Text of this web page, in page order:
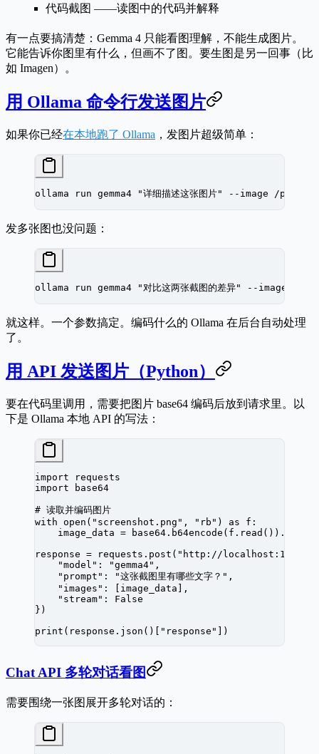
代码截图 ——读图中的代码并解释
有一点要搞清楚：Gemma 4 只能看图理解 ，不能生成图片。
它能告诉你图里有什么，但画不了图。要生图是另一回事（比
如 Imagen）。
用 Ollama 命令行发送图片
如果你已经在本地跑了 Ollama ，发图片超级简单：
ollama run gemma4 "详细描述这张图片" --image /path/
发多张图也没问题：
ollama run gemma4 "对比这两张截图的差异" --image
就这样。一个参数搞定。编码什么的 Ollama 在后台自动处理
了。
用 API 发送图片（Python）
要在代码里调用，需要把图片 base64 编码后放到请求里。以
下是 Ollama 本地 API 的写法：
import requests
import base64
# 读取并编码图片
with open ( "screenshot.png" , "rb" ) as f:
    image_data
=
response = requests.post( "http://localhost:11434/
    "model"
: "gemma4" ,
    "prompt"
: "这张截图里有哪些文字？" ,
    "images"
: [image_data],
    "stream"
: False
})
print (response.json()[ "response" ])
Chat API 多轮对话看图
需要围绕一张图展开多轮对话的：